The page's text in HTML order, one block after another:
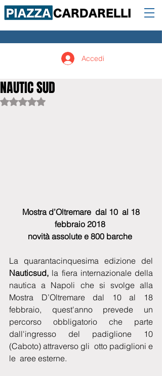
Accedi
NAUTIC SUD
Valutazione NaN stelle su 5.
Mostra d’Oltremare  dal 10  al 18
febbraio 2018
novità assolute e 800 barche
Nauticsud, la fiera internazionale della
nautica a Napoli che si svolge alla
Mostra D’Oltremare dal 10 al 18
febbraio, quest'anno prevede un
percorso obbligatorio che parte
dall'ingresso del padiglione 10
(Caboto) attraverso gli  otto padiglioni e
le  aree esterne.